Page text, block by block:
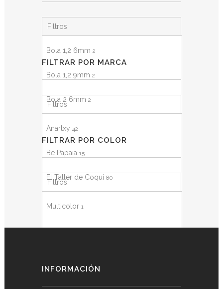
Filtros
Bola 1,2 6mm 2
Bola 1,2 9mm 2
Bola 2 6mm 2
Bola 2 9mm
Bola 2,9 6mm
Bola 2,9 9mm1
FILTRAR POR MARCA
Filtros
Anartxy 42
Be Papaia 15
El Taller de Coqui 80
FILTRAR POR COLOR
Filtros
Multicolor 1
INFORMACIÓN